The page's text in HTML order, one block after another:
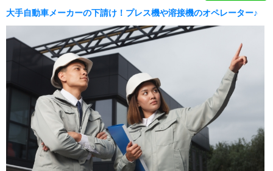
大手自動車メーカーの下請け！プレス機や溶接機のオペレーター♪